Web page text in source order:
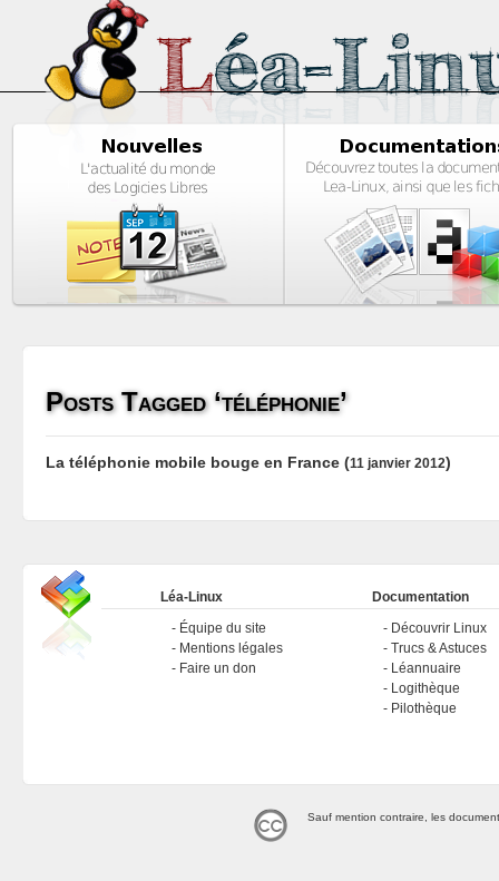
Posts Tagged ‘téléphonie’
La téléphonie mobile bouge en France(11 janvier 2012)
Léa-Linux
Équipe du site
Mentions légales
Faire un don
Documentation
Découvrir Linux
Trucs & Astuces
Léannuaire
Logithèque
Pilothèque
Sauf mention contraire, les